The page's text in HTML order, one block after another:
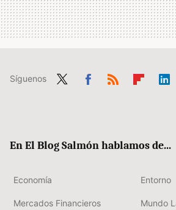
Síguenos
En El Blog Salmón hablamos de...
Economía Entorno
Mercados Financieros Mundo